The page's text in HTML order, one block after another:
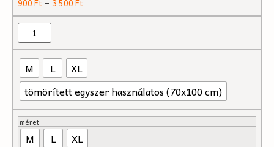
900Ft 3 500Ft
M L
XL
tömörített egyszer használatos (70x100 cm)
méret
M L
XL